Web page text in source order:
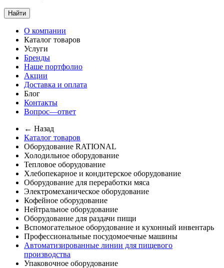
Найти
О компании
Каталог товаров
Услуги
Бренды
Наше портфолио
Акции
Доставка и оплата
Блог
Контакты
Вопрос—ответ
← Назад
Каталог товаров
Оборудование RATIONAL
Холодильное оборудование
Тепловое оборудование
Хлебопекарное и кондитерское оборудование
Оборудование для переработки мяса
Электромеханическое оборудование
Кофейное оборудование
Нейтральное оборудование
Оборудование для раздачи пищи
Вспомогательное оборудование и кухонный инвентарь
Профессиональные посудомоечные машины
Автоматизированные линии для пищевого
производства
Упаковочное оборудование